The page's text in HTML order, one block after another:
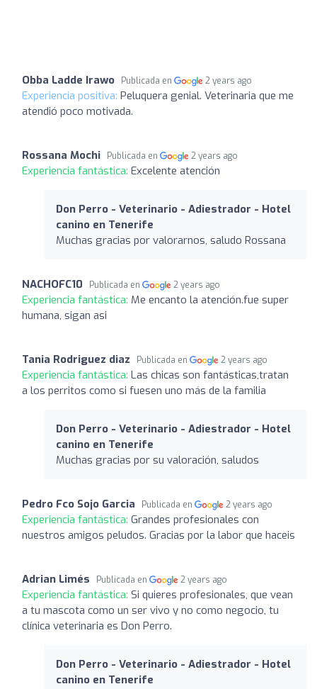
Obba Ladde Irawo Publicada en 2 years ago
Experiencia positiva: Peluquera genial. Veterinaria que me
atendió poco motivada.
Rossana Mochi Publicada en 2 years ago
Experiencia fantástica: Excelente atención
Don Perro - Veterinario - Adiestrador - Hotel
canino en Tenerife
Muchas gracias por valorarnos, saludo Rossana
NACHOFC10 Publicada en 2 years ago
Experiencia fantástica: Me encanto la atención.fue super
humana, sigan asi
Tania Rodriguez diaz Publicada en 2 years ago
Experiencia fantástica: Las chicas son fantásticas,tratan
a los perritos como si fuesen uno más de la familia
Don Perro - Veterinario - Adiestrador - Hotel
canino en Tenerife
Muchas gracias por su valoración, saludos
Pedro Fco Sojo Garcia Publicada en 2 years ago
Experiencia fantástica: Grandes profesionales con
nuestros amigos peludos. Gracias por la labor que haceis
Adrian Limés Publicada en 2 years ago
Experiencia fantástica: Si quieres profesionales, que vean
a tu mascota como un ser vivo y no como negocio, tu
clínica veterinaria es Don Perro.
Don Perro - Veterinario - Adiestrador - Hotel
canino en Tenerife